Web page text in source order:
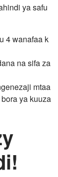
ya safu
4 wanafaa k
na sifa za
mtaa
ya kuuza